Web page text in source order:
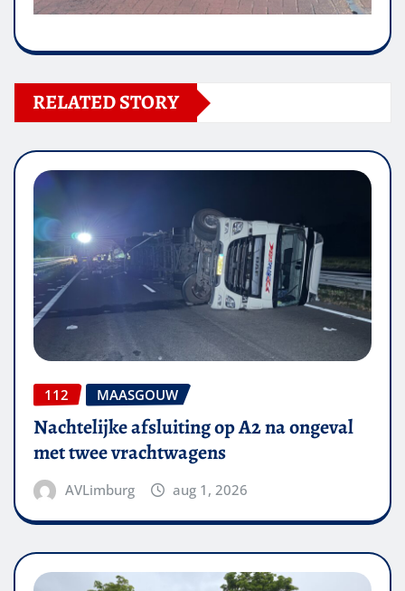
RELATED STORY
112 MAASGOUW
Nachtelijke afsluiting op A2 na ongeval
met twee vrachtwagens
AVLimburg aug 1, 2026